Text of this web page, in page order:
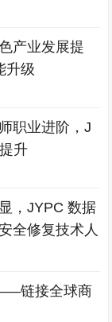
产业发展提
升级
职业进阶，J
升
，JYPC 数据
全修复技术人
链接全球商